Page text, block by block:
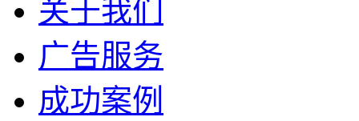
关于我们
广告服务
成功案例